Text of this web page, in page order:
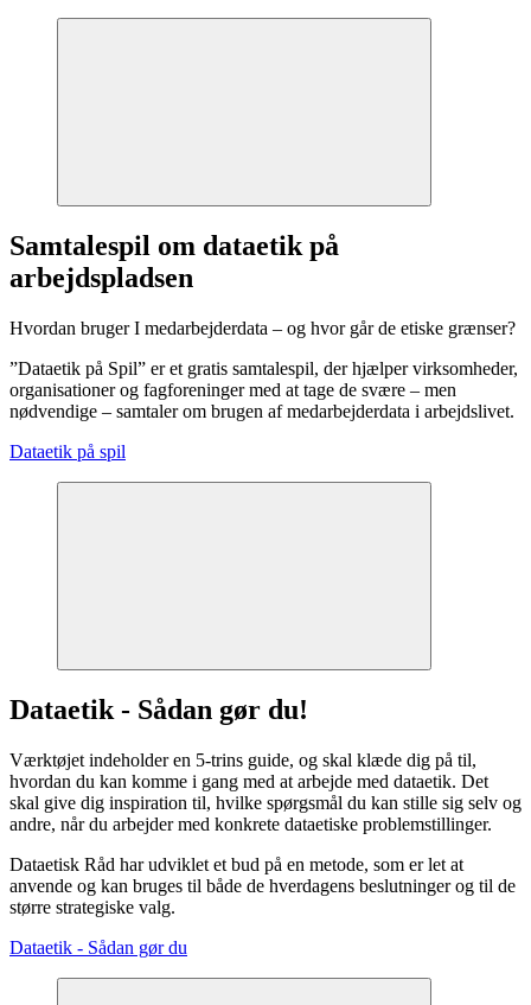
Samtalespil om dataetik på
arbejdspladsen
Hvordan bruger I medarbejderdata – og hvor går de etiske grænser?
”Dataetik på Spil” er et gratis samtalespil, der hjælper virksomheder,
organisationer og fagforeninger med at tage de svære – men
nødvendige – samtaler om brugen af medarbejderdata i arbejdslivet.
Dataetik på spil
Dataetik - Sådan gør du!
Værktøjet indeholder en 5-trins guide, og skal klæde dig på til,
hvordan du kan komme i gang med at arbejde med dataetik. Det
skal give dig inspiration til, hvilke spørgsmål du kan stille sig selv og
andre, når du arbejder med konkrete dataetiske problemstillinger.
Dataetisk Råd har udviklet et bud på en metode, som er let at
anvende og kan bruges til både de hverdagens beslutninger og til de
større strategiske valg.
Dataetik - Sådan gør du